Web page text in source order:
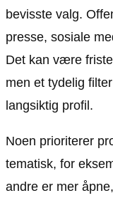
bevisste valg.
presse, sosiale
Det kan være
men et tydelig
langsiktig profil.
Noen prioriterer
tematisk, for
andre er mer